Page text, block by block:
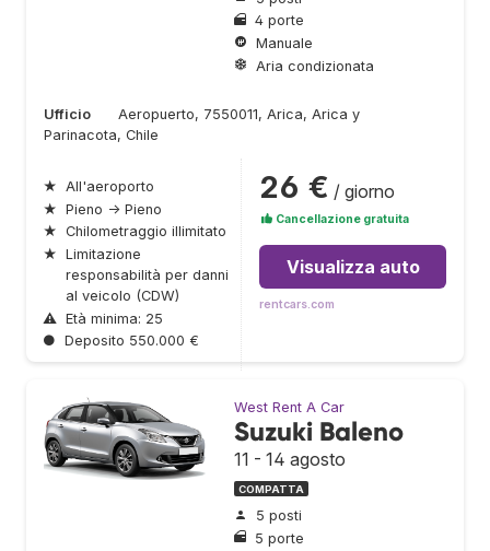
4 porte
Manuale
Aria condizionata
Ufficio
Aeropuerto, 7550011, Arica, Arica y
Parinacota, Chile
★ All'aeroporto
★ Pieno → Pieno
★ Chilometraggio illimitato
★ Limitazione
responsabilità per danni
al veicolo (CDW)
⚠ Età minima: 25
● Deposito 550.000 €
26 € / giorno
Cancellazione gratuita
Visualizza auto
rentcars.com
West Rent A Car
Suzuki Baleno
11 - 14 agosto
COMPATTA
5 posti
5 porte